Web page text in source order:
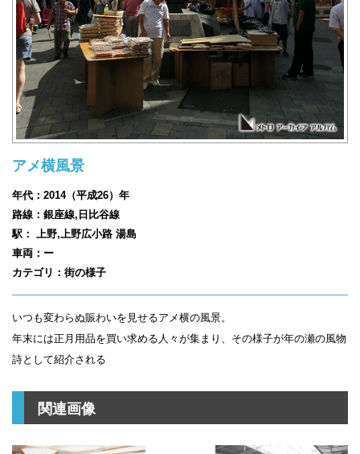
アメ横風景
年代：2014（平成26）年
路線：銀座線,日比谷線
駅： 上野,上野広小路 湯島
車両：ー
カテゴリ：街の様子
いつも変わらぬ賑わいを見せるアメ横の風景。
年末には正月用品を買い求める人々が集まり、その様子が年の瀬の風物
詩として紹介される
関連画像